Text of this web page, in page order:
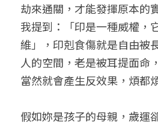
劫來通關，才能發揮原本的
我提到：「印是一種威權，
維」，印剋食傷就是自由被
人的空間，老是被耳提面命
當然就會產生反效果，煩都
假如妳是孩子的母親，歲運